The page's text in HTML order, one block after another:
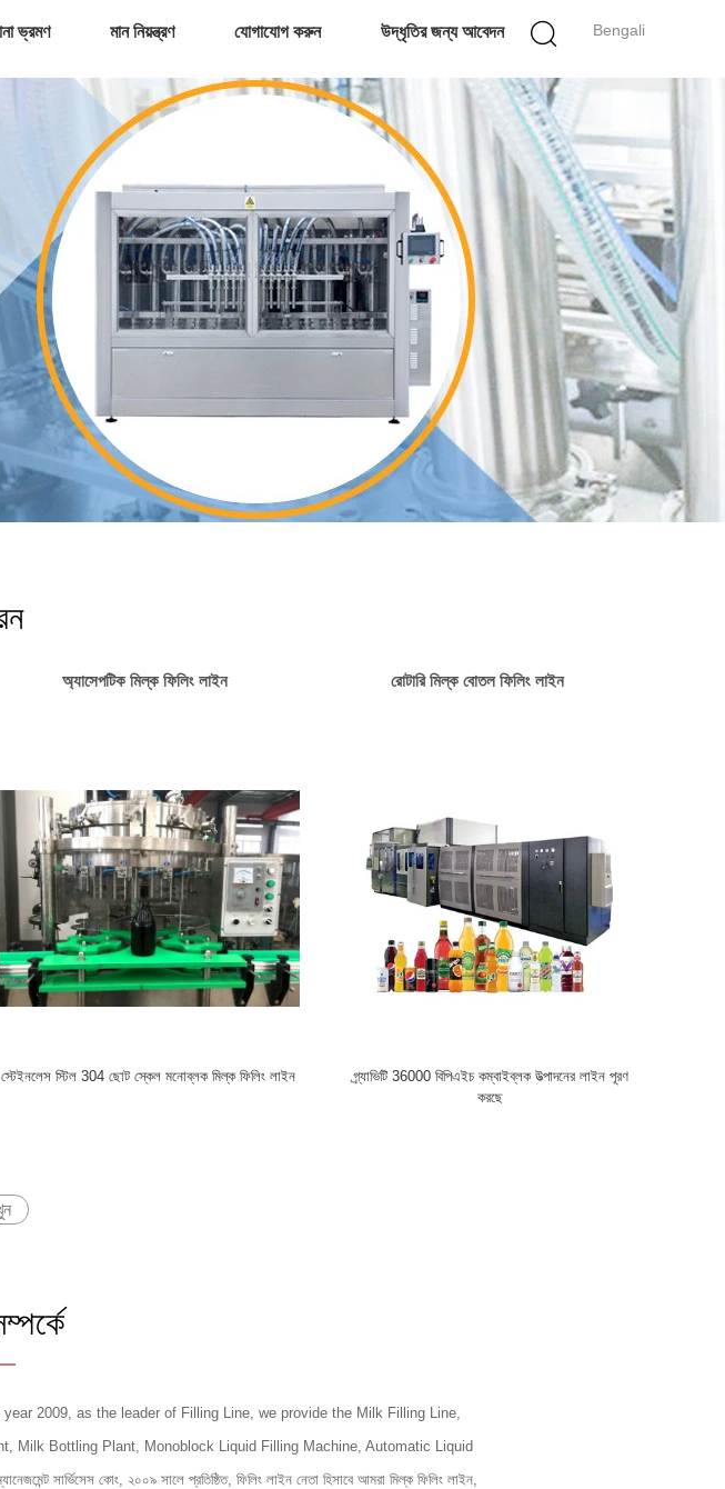
Bengali
ভ্রমণ মান নিয়ন্ত্রণ যোগাযোগ করুন উদ্ধৃতির জন্য আবেদন
অ্যাসেপটিক মিল্ক ফিলিং লাইন রোটারি মিল্ক বোতল ফিলিং লাইন
স্টেইনলেস স্টিল 304 ছোট স্কেল মনোব্লক মিল্ক ফিলিং লাইন
গ্র্যাভিটি 36000 বিপিএইচ কম্বাইব্লক উত্পাদনের লাইন পূরণ
করছে
2009, as the leader of Filling Line, we provide the Milk Filling Line,
Milk Bottling Plant, Monoblock Liquid Filling Machine, Automatic Liquid
কোং, ২০০৯ সালে প্রতিষ্ঠিত, ফিলিং লাইন নেতা হিসাবে আমরা মিল্ক ফিলিং লাইন,